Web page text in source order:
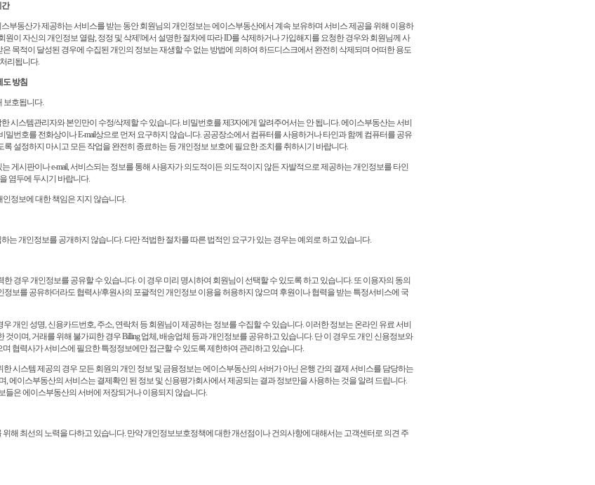
부동산가 제공하는 서비스를 받는 동안 회원님의 개인정보는 에이스부동산에서 계속 보유하며 서비스 제공을 위해 이용하
원이 자신의 개인정보 열람, 정정 및 삭제\'에서 설명한 절차에 따라 ID를 삭제하거나 가입해지를 요청한 경우와 회원님께 사
목적이 달성된 경우에 수집된 개인의 정보는 재생할 수 없는 방법에 의하여 하드디스크에서 완전히 삭제되며 어떠한 용도
리됩니다.
도 방침
보호됩니다.
시스템관리자와 본인만이 수정/삭제할 수 있습니다. 비밀번호를 제3자에게 알려주어서는 안 됩니다. 에이스부동산는 서비
밀번호를 전화상이나 E-mail상으로 먼저 요구하지 않습니다. 공공장소에서 컴퓨터를 사용하거나 타인과 함께 컴퓨터를 공유
록 설정하지 마시고 모든 작업을 완전히 종료하는 등 개인정보 보호에 필요한 조치를 취하시기 바랍니다.
게시판이나 e-mail, 서비스되는 정보를 통해 사용자가 의도적이든 의도적이지 않든 자발적으로 제공하는 개인정보를 타인
염두에 두시기 바랍니다.
정보에 대한 책임은 지지 않습니다.
는 개인정보를 공개하지 않습니다. 다만 적법한 절차를 따른 법적인 요구가 있는 경우는 예외로 하고 있습니다.
경우 개인정보를 공유할 수 있습니다. 이 경우 미리 명시하여 회원님이 선택할 수 있도록 하고 있습니다. 또 이용자의 동의
정보를 공유하더라도 협력사/후원사의 포괄적인 개인정보 이용을 허용하지 않으며 후원이나 협력을 받는 특정서비스에 국
개인 성명, 신용카드번호, 주소, 연락처 등 회원님이 제공하는 정보를 수집할 수 있습니다. 이러한 정보는 온라인 유료 서비
것이며, 거래를 위해 불가피한 경우 Billing 업체, 배송업체 등과 개인정보를 공유하고 있습니다. 단 이 경우도 개인 신용정보와
협력사가 서비스에 필요한 특정정보에만 접근할 수 있도록 제한하여 관리하고 있습니다.
한 시스템 제공의 경우 모든 회원의 개인 정보 및 금융정보는 에이스부동산의 서버가 아닌 은행 간의 결제 서비스를 담당하는
, 에이스부동산의 서비스는 결제확인 된 정보 및 신용평가회사에서 제공되는 결과 정보만을 사용하는 것을 알려 드립니다.
들은 에이스부동산의 서버에 저장되거나 이용되지 않습니다.
해 최선의 노력을 다하고 있습니다. 만약 개인정보보호정책에 대한 개선점이나 건의사항에 대해서는 고객센터로 의견 주